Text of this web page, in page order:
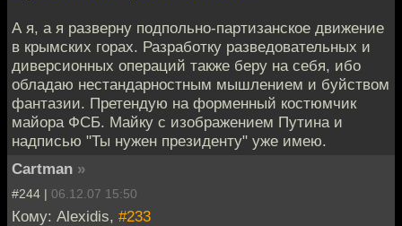
А я, а я разверну подпольно-партизанское движение
в крымских горах. Разработку разведовательных и
диверсионных операций также беру на себя, ибо
обладаю нестандарностным мышлением и буйством
фантазии. Претендую на форменный костюмчик
майора ФСБ. Майку с изображением Путина и
надписью "Ты нужен президенту" уже имею.
Cartman »
#244 | 06.12.07 15:50
Кому: Alexidis, #233